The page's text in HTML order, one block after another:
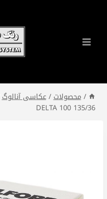
/محصولات/عکاسی آنالوگ
DELTA 100 135/36